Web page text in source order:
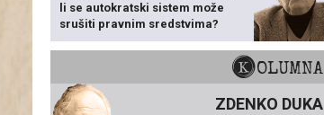
li se autokratski sistem može
srušiti pravnim sredstvima?
KOLUMNA
ZDENKO DUKA